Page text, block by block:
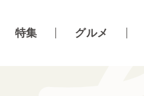
特集 グルメ